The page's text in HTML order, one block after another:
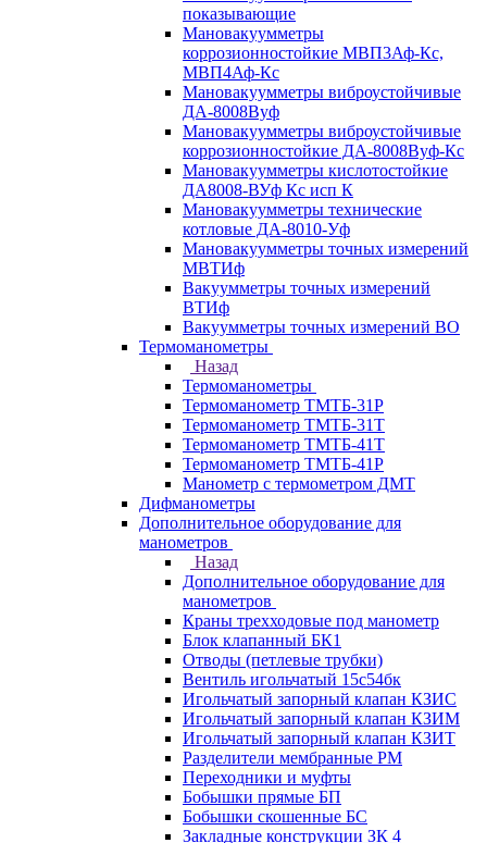
показывающие
Мановакуумметры
коррозионностойкие МВП3Аф-Кс,
МВП4Аф-Кс
Мановакуумметры виброустойчивые
ДА-8008Вуф
Мановакуумметры виброустойчивые
коррозионностойкие ДА-8008Вуф-Кс
Мановакуумметры кислотостойкие
ДА8008-ВУф Кс исп К
Мановакуумметры технические
котловые ДА-8010-Уф
Мановакуумметры точных измерений
МВТИф
Вакуумметры точных измерений
ВТИф
Вакуумметры точных измерений ВО
Термоманометры
Назад
Термоманометры
Термоманометр ТМТБ-31Р
Термоманометр ТМТБ-31Т
Термоманометр ТМТБ-41Т
Термоманометр ТМТБ-41Р
Манометр с термометром ДМТ
Дифманометры
Дополнительное оборудование для
манометров
Назад
Дополнительное оборудование для
манометров
Краны трехходовые под манометр
Блок клапанный БК1
Отводы (петлевые трубки)
Вентиль игольчатый 15с54бк
Игольчатый запорный клапан КЗИС
Игольчатый запорный клапан КЗИМ
Игольчатый запорный клапан КЗИТ
Разделители мембранные РМ
Переходники и муфты
Бобышки прямые БП
Бобышки скошенные БС
Закладные конструкции ЗК 4